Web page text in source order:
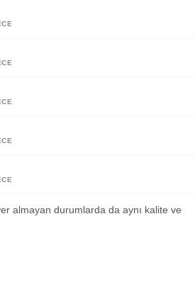
almayan durumlarda da aynı kalite ve